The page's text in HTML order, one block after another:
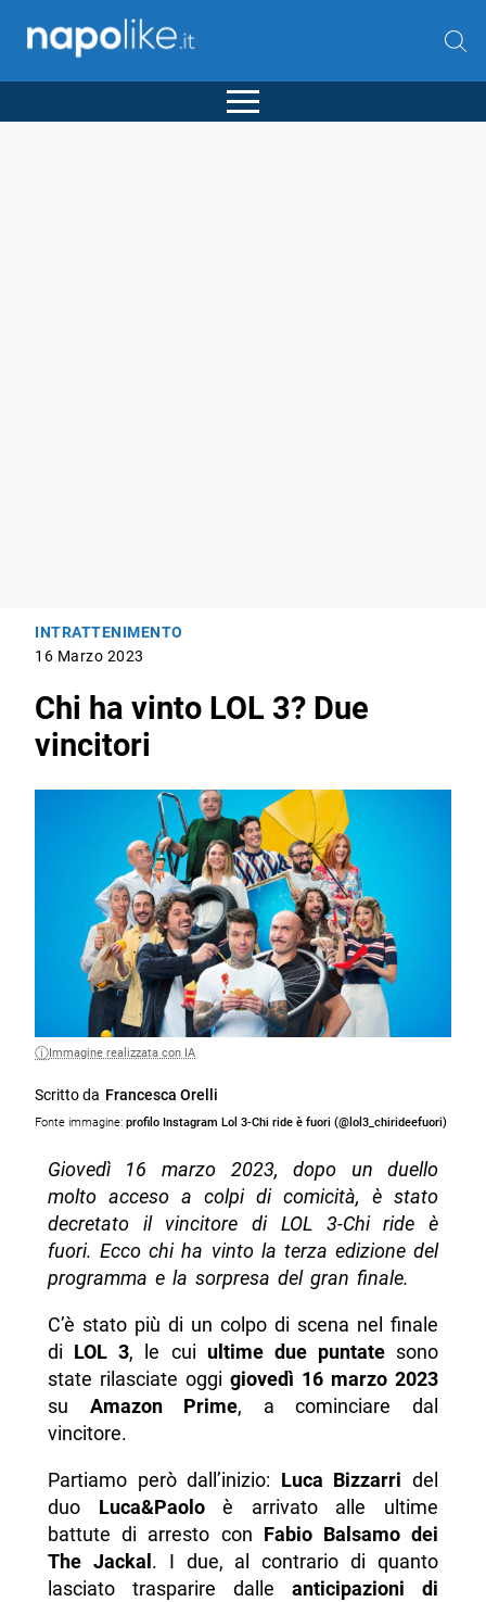
INTRATTENIMENTO
16 Marzo 2023
Chi ha vinto LOL 3? Due
vincitori
Immagine realizzata con IA
Scritto da Francesca Orelli
Fonte immagine: profilo Instagram Lol 3-Chi ride è fuori (@lol3_chirideefuori)
Giovedì 16 marzo 2023, dopo un duello
molto acceso a colpi di comicità, è stato
decretato il vincitore di LOL 3-Chi ride è
fuori. Ecco chi ha vinto la terza edizione del
programma e la sorpresa del gran finale.
C’è stato più di un colpo di scena nel finale
di LOL 3, le cui ultime due puntate sono
state rilasciate oggi giovedì 16 marzo 2023
su Amazon Prime, a cominciare dal
vincitore.
Partiamo però dall’inizio: Luca Bizzarridel
duo Luca&Paoloè arrivato alle ultime
battute di arresto con Fabio Balsamo dei
The Jackal . I due, al contrario di quanto
lasciato trasparire dalleanticipazioni di